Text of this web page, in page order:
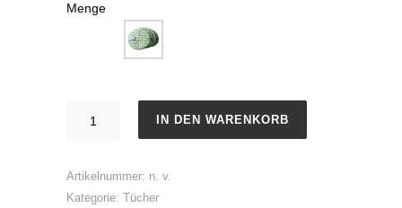
Menge
Supreme
Menge
IN DEN WARENKORB
Artikelnummer: n. v.
Kategorie: Tücher